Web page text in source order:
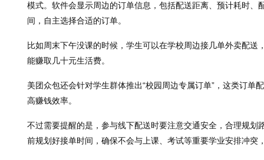
模式。软件会显示周边的订单信息，包括配送距离、预计耗时、
间，自主选择合适的订单。
比如周末下午没课的时候，学生可以在学校周边接几单外卖配
能赚取几十元生活费。
美团众包还会针对学生群体推出“校园周边专属订单”，这类订单
高赚钱效率。
不过需要提醒的是，参与线下配送时要注意交通安全，合理规划
前规划好接单时间，确保不会与上课、考试等重要学业安排冲突